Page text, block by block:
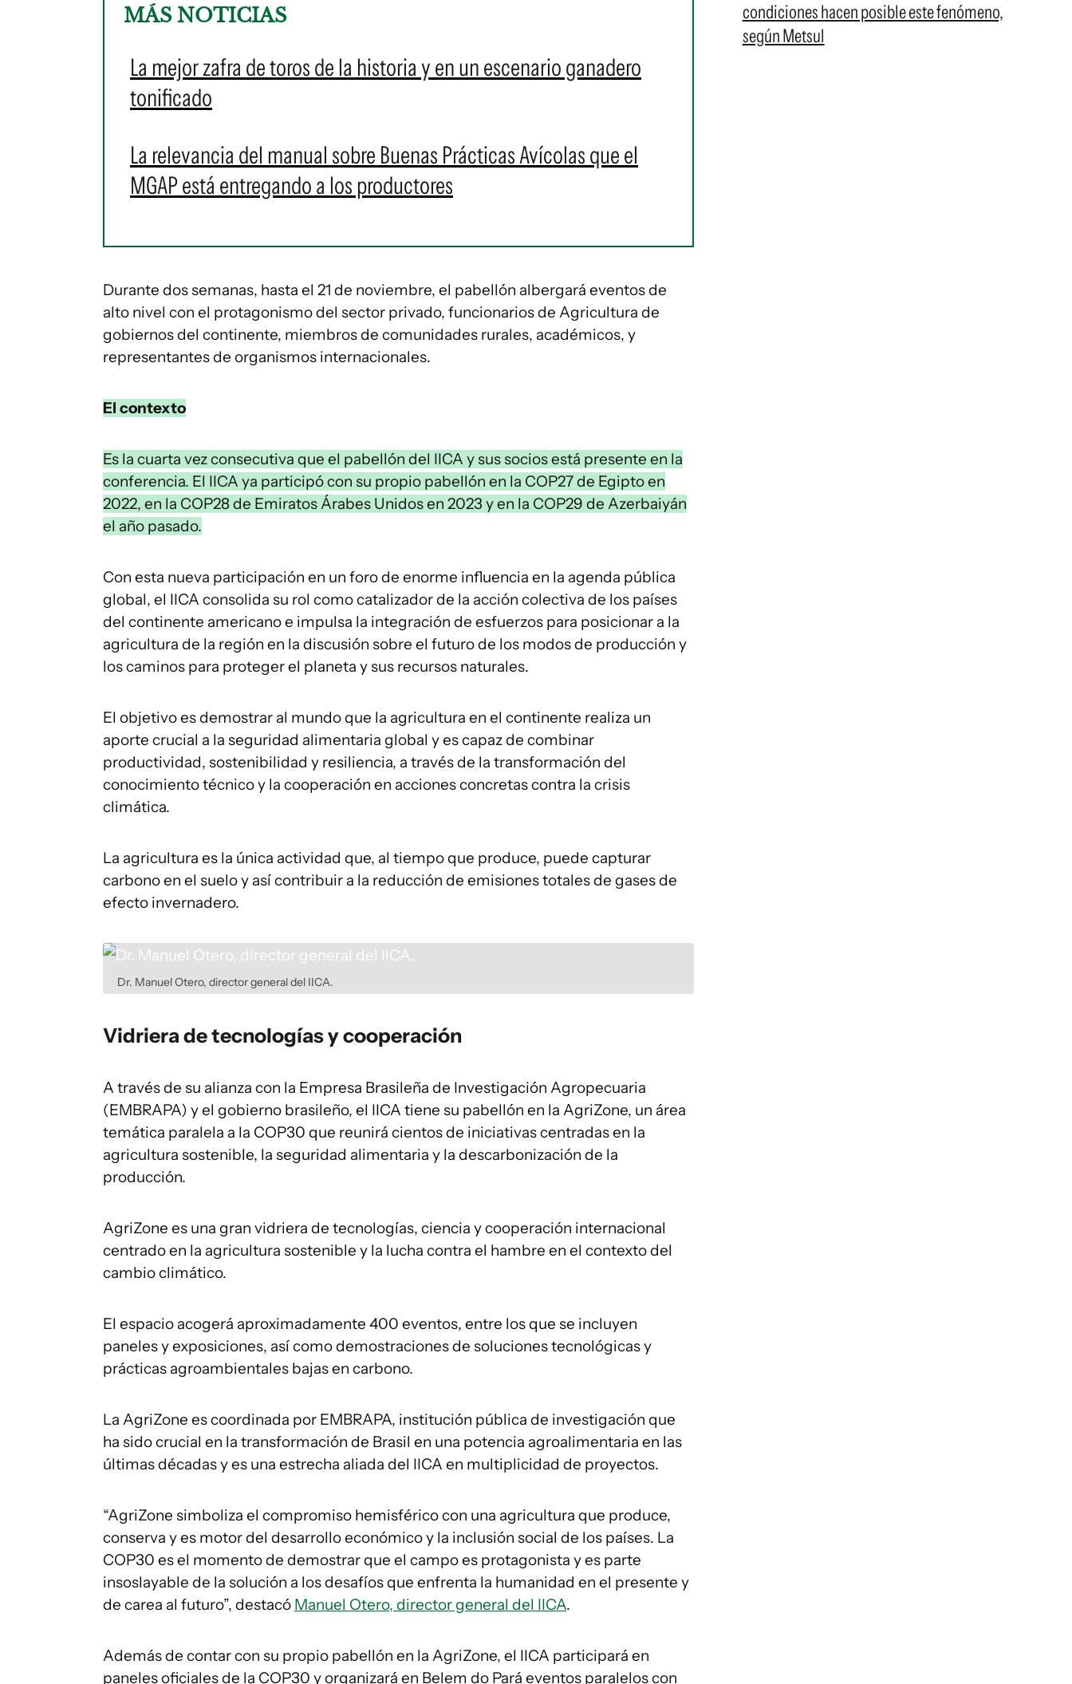
MÁS NOTICIAS
La mejor zafra de toros de la historia y en un escenario ganadero
tonificado
La relevancia del manual sobre Buenas Prácticas Avícolas que el
MGAP está entregando a los productores
Durante dos semanas, hasta el 21 de noviembre, el pabellón albergará eventos de
alto nivel con el protagonismo del sector privado, funcionarios de Agricultura de
gobiernos del continente, miembros de comunidades rurales, académicos, y
representantes de organismos internacionales.
El contexto
Es la cuarta vez consecutiva que el pabellón del IICA y sus socios está presente en la
conferencia. El IICA ya participó con su propio pabellón en la COP27 de Egipto en
2022, en la COP28 de Emiratos Árabes Unidos en 2023 y en la COP29 de Azerbaiyán
el año pasado.
Con esta nueva participación en un foro de enorme influencia en la agenda pública
global, el IICA consolida su rol como catalizador de la acción colectiva de los países
del continente americano e impulsa la integración de esfuerzos para posicionar a la
agricultura de la región en la discusión sobre el futuro de los modos de producción y
los caminos para proteger el planeta y sus recursos naturales.
El objetivo es demostrar al mundo que la agricultura en el continente realiza un
aporte crucial a la seguridad alimentaria global y es capaz de combinar
productividad, sostenibilidad y resiliencia, a través de la transformación del
conocimiento técnico y la cooperación en acciones concretas contra la crisis
climática.
La agricultura es la única actividad que, al tiempo que produce, puede capturar
carbono en el suelo y así contribuir a la reducción de emisiones totales de gases de
efecto invernadero.
Dr. Manuel Otero, director general del IICA.
Vidriera de tecnologías y cooperación
A través de su alianza con la Empresa Brasileña de Investigación Agropecuaria
(EMBRAPA) y el gobierno brasileño, el IICA tiene su pabellón en la AgriZone, un área
temática paralela a la COP30 que reunirá cientos de iniciativas centradas en la
agricultura sostenible, la seguridad alimentaria y la descarbonización de la
producción.
AgriZone es una gran vidriera de tecnologías, ciencia y cooperación internacional
centrado en la agricultura sostenible y la lucha contra el hambre en el contexto del
cambio climático.
El espacio acogerá aproximadamente 400 eventos, entre los que se incluyen
paneles y exposiciones, así como demostraciones de soluciones tecnológicas y
prácticas agroambientales bajas en carbono.
La AgriZone es coordinada por EMBRAPA, institución pública de investigación que
ha sido crucial en la transformación de Brasil en una potencia agroalimentaria en las
últimas décadas y es una estrecha aliada del IICA en multiplicidad de proyectos.
“AgriZone simboliza el compromiso hemisférico con una agricultura que produce,
conserva y es motor del desarrollo económico y la inclusión social de los países. La
COP30 es el momento de demostrar que el campo es protagonista y es parte
insoslayable de la solución a los desafíos que enfrenta la humanidad en el presente y
de carea al futuro”, destacó Manuel Otero, director general del IICA.
Además de contar con su propio pabellón en la AgriZone, el IICA participará en
paneles oficiales de la COP30 y organizará en Belem do Pará eventos paralelos con
condiciones hacen posible este fenómeno,
según Metsul